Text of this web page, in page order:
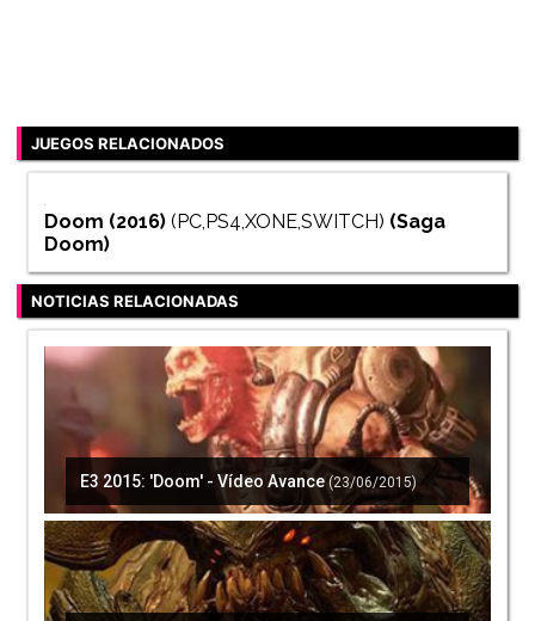
JUEGOS RELACIONADOS
Doom (2016) (PC,PS4,XONE,SWITCH) (Saga
Doom)
NOTICIAS RELACIONADAS
E3 2015: 'Doom' - Vídeo Avance (23/06/2015)